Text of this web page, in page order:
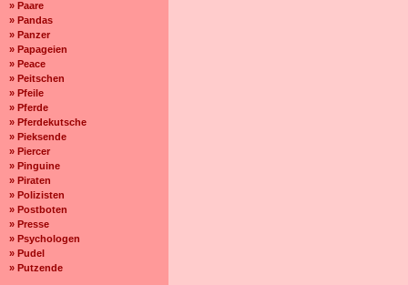
» Paare
» Pandas
» Panzer
» Papageien
» Peace
» Peitschen
» Pfeile
» Pferde
» Pferdekutsche
» Pieksende
» Piercer
» Pinguine
» Piraten
» Polizisten
» Postboten
» Presse
» Psychologen
» Pudel
» Putzende